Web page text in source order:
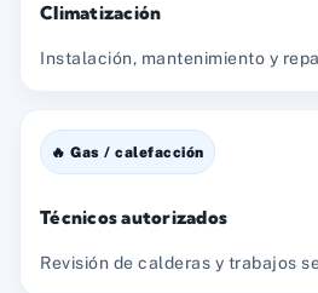
Climatización
Instalación, mantenimiento y
🔥 Gas / calefacción
Técnicos autorizados
Revisión de calderas y trabajos